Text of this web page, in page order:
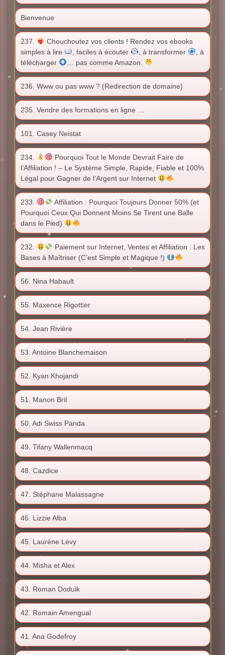
Bienvenue
237.
Chouchoutez vos clients ! Rendez vos ebooks
simples à lire
, faciles à écouter , à transformer
, à
télécharger
… pas comme Amazon.
236. Www ou pas www ? (Redirection de domaine)
235. Vendre des formations en ligne …
101. Casey Neistat
234.
Pourquoi Tout le Monde Devrait Faire de
l’Affiliation ! – Le Système Simple, Rapide, Fiable et 100%
Légal pour Gagner de l’Argent sur Internet
233.
Affiliation : Pourquoi Toujours Donner 50% (et
Pourquoi Ceux Qui Donnent Moins Se Tirent une Balle
dans le Pied)
232.
Paiement sur Internet, Ventes et Affiliation : Les
Bases à Maîtriser (C’est Simple et Magique !)
56. Nina Habault
55. Maxence Rigottier
54. Jean Rivière
53. Antoine Blanchemaison
52. Kyan Khojandi
51. Manon Bril
50. Adi Swiss Panda
49. Tifany Wallenmacq
48. Cazdice
47. Stéphane Malassagne
46. Lizzie Alba
45. Laurène Lévy
44. Misha et Alex
43. Roman Doduik
42. Romain Amengual
41. Ana Godefroy